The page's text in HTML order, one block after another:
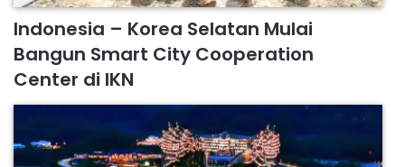
Indonesia – Korea Selatan Mulai
Bangun Smart City Cooperation
Center di IKN